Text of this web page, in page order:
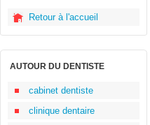
Retour à l'accueil
AUTOUR DU DENTISTE
cabinet dentiste
clinique dentaire